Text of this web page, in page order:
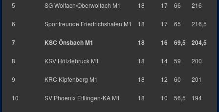
5 SG Wolfach/Oberwolfach M1 18 17 66 216
6 Sportfreunde Friedrichshafen M1 18 17 65 216,5
7 KSC Önsbach M1 18 16 69,5 204,5
8 KSV Hölzlebruck M1 18 14 59 200
9 KRC Kipfenberg M1 18 12 60 201
10 SV Phoenix Ettlingen-KA M1 18 10 56,5 194